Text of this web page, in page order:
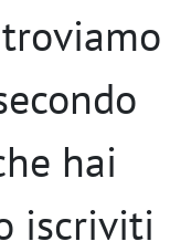
hai
iscriviti